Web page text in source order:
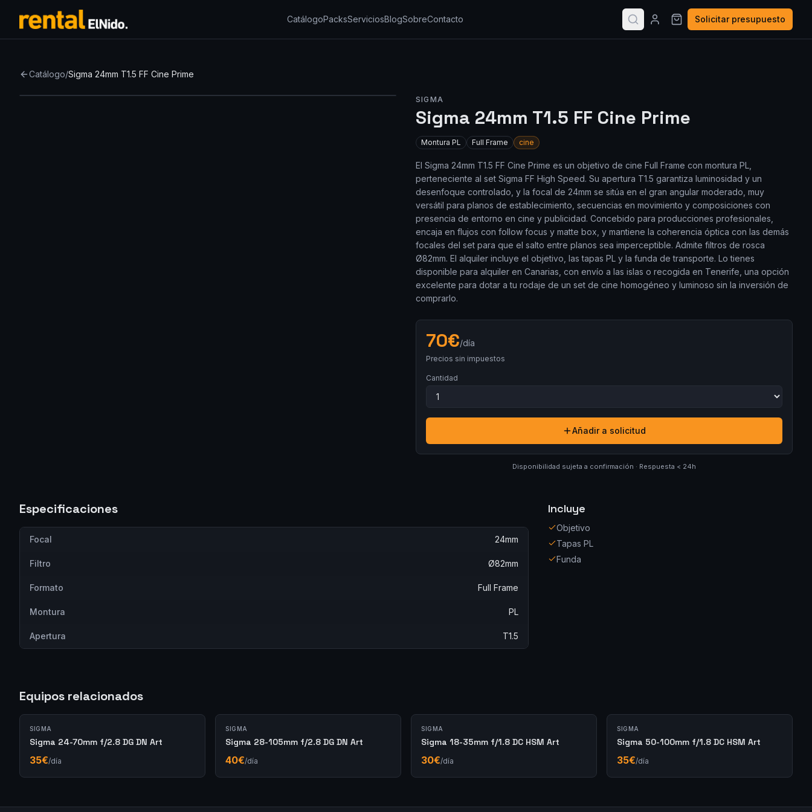
CatálogoPacksServiciosBlogSobreContacto Solicitar presupuesto
Catálogo/Sigma 24mm T1.5 FF Cine Prime
SIGMA
Sigma 24mm T1.5 FF Cine Prime
Montura PL Full Frame cine
El Sigma 24mm T1.5 FF Cine Prime es un objetivo de cine Full Frame con montura PL,
perteneciente al set Sigma FF High Speed. Su apertura T1.5 garantiza luminosidad y un
desenfoque controlado, y la focal de 24mm se sitúa en el gran angular moderado, muy
versátil para planos de establecimiento, secuencias en movimiento y composiciones con
presencia de entorno en cine y publicidad. Concebido para producciones profesionales,
encaja en flujos con follow focus y matte box, y mantiene la coherencia óptica con las demás
focales del set para que el salto entre planos sea imperceptible. Admite filtros de rosca
Ø82mm. El alquiler incluye el objetivo, las tapas PL y la funda de transporte. Lo tienes
disponible para alquiler en Canarias, con envío a las islas o recogida en Tenerife, una opción
excelente para dotar a tu rodaje de un set de cine homogéneo y luminoso sin la inversión de
comprarlo.
70€/día
Precios sin impuestos
Cantidad
Añadir a solicitud
Disponibilidad sujeta a confirmación · Respuesta < 24h
Especificaciones
Focal 24mm
Filtro Ø82mm
Formato Full Frame
Montura PL
Apertura T1.5
Incluye
Objetivo
Tapas PL
Funda
Equipos relacionados
SIGMA
Sigma 24-70mm f/2.8 DG DN Art
35€/día
SIGMA
Sigma 28-105mm f/2.8 DG DN Art
40€/día
SIGMA
Sigma 18-35mm f/1.8 DC HSM Art
30€/día
SIGMA
Sigma 50-100mm f/1.8 DC HSM Art
35€/día